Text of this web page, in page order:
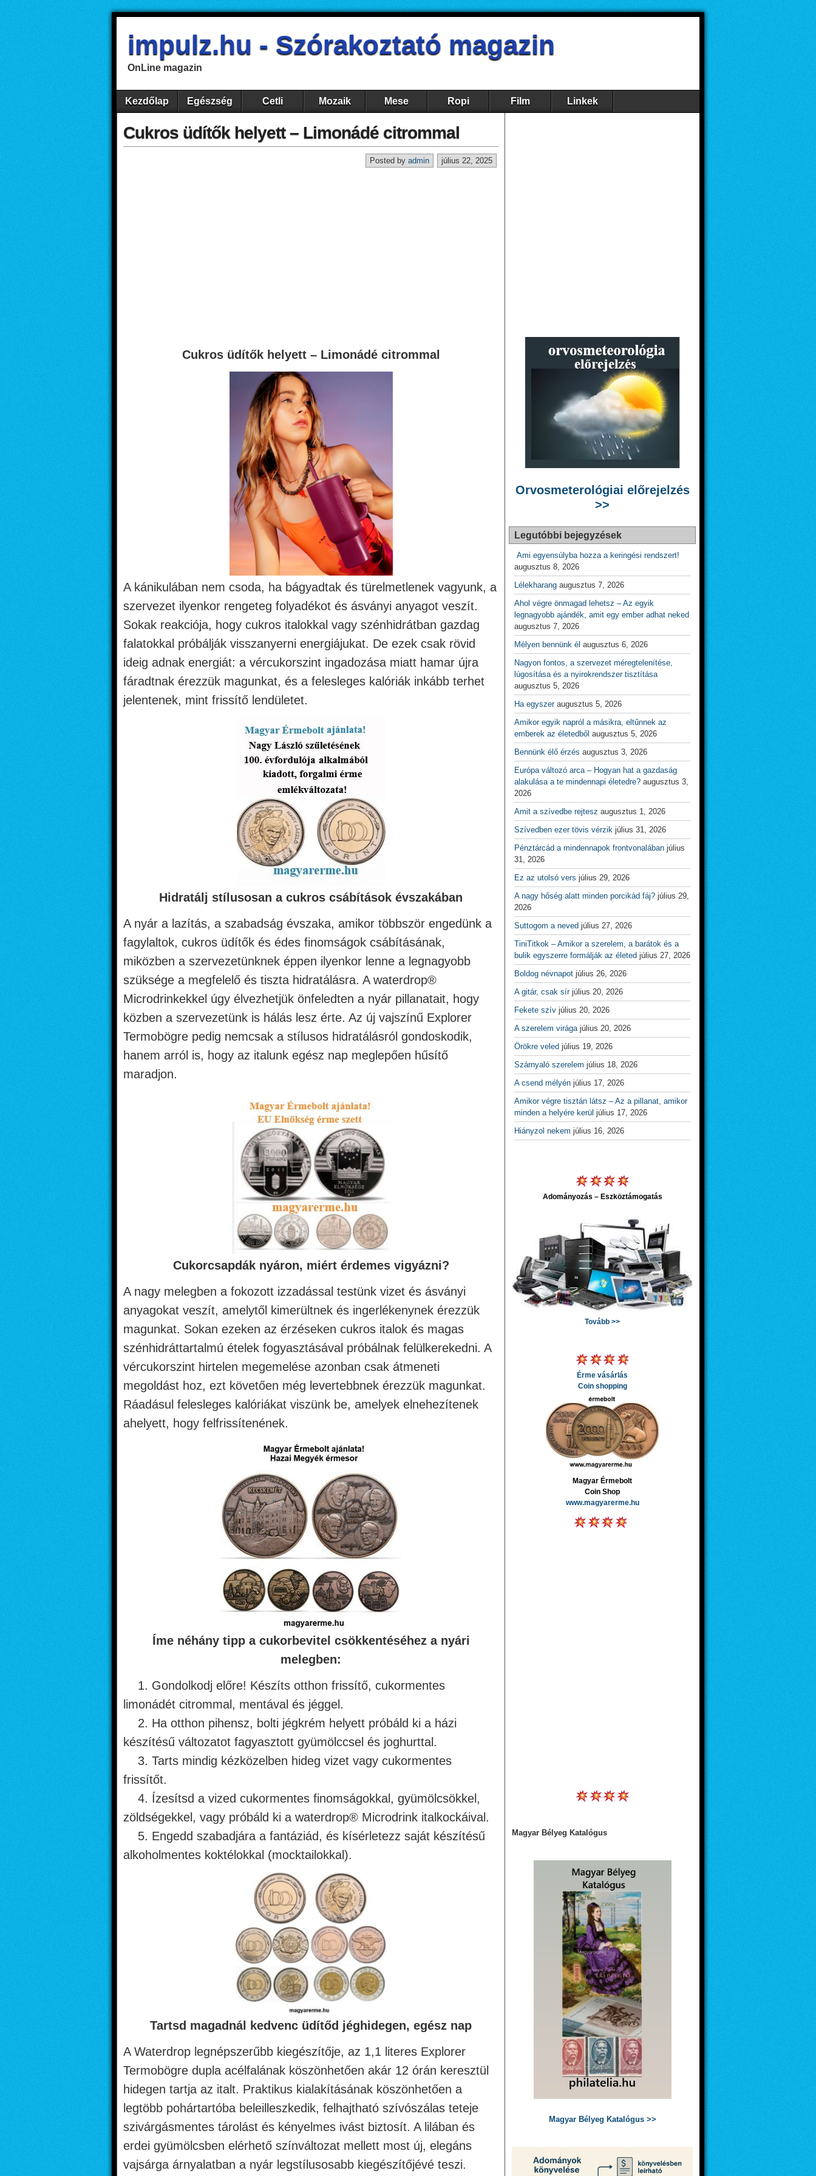
impulz.hu - Szórakoztató magazin
OnLine magazin
Kezdőlap Egészség Cetli Mozaik Mese Ropi Film Linkek
Cukros üdítők helyett – Limonádé citrommal
július 22, 2025
Posted by admin
Cukros üdítők helyett – Limonádé citrommal
A kánikulában nem csoda, ha bágyadtak és türelmetlenek vagyunk, a
szervezet ilyenkor rengeteg folyadékot és ásványi anyagot veszít.
Sokak reakciója, hogy cukros italokkal vagy szénhidrátban gazdag
falatokkal próbálják visszanyerni energiájukat. De ezek csak rövid
ideig adnak energiát: a vércukorszint ingadozása miatt hamar újra
fáradtnak érezzük magunkat, és a felesleges kalóriák inkább terhet
jelentenek, mint frissítő lendületet.
Hidratálj stílusosan a cukros csábítások évszakában
A nyár a lazítás, a szabadság évszaka, amikor többször engedünk a
fagylaltok, cukros üdítők és édes finomságok csábításának,
miközben a szervezetünknek éppen ilyenkor lenne a legnagyobb
szüksége a megfelelő és tiszta hidratálásra. A waterdrop®
Microdrinkekkel úgy élvezhetjük önfeledten a nyár pillanatait, hogy
közben a szervezetünk is hálás lesz érte. Az új vajszínű Explorer
Termobögre pedig nemcsak a stílusos hidratálásról gondoskodik,
hanem arról is, hogy az italunk egész nap meglepően hűsítő
maradjon.
Cukorcsapdák nyáron, miért érdemes vigyázni?
A nagy melegben a fokozott izzadással testünk vizet és ásványi
anyagokat veszít, amelytől kimerültnek és ingerlékenynek érezzük
magunkat. Sokan ezeken az érzéseken cukros italok és magas
szénhidráttartalmú ételek fogyasztásával próbálnak felülkerekedni. A
vércukorszint hirtelen megemelése azonban csak átmeneti
megoldást hoz, ezt követően még levertebbnek érezzük magunkat.
Ráadásul felesleges kalóriákat viszünk be, amelyek elnehezítenek
ahelyett, hogy felfrissítenének.
Íme néhány tipp a cukorbevitel csökkentéséhez a nyári
melegben:
1. Gondolkodj előre! Készíts otthon frissítő, cukormentes
limonádét citrommal, mentával és jéggel.
2. Ha otthon pihensz, bolti jégkrém helyett próbáld ki a házi
készítésű változatot fagyasztott gyümölccsel és joghurttal.
3. Tarts mindig kézközelben hideg vizet vagy cukormentes
frissítőt.
4. Ízesítsd a vized cukormentes finomságokkal, gyümölcsökkel,
zöldségekkel, vagy próbáld ki a waterdrop® Microdrink italkockáival.
5. Engedd szabadjára a fantáziád, és kísérletezz saját készítésű
alkoholmentes koktélokkal (mocktailokkal).
Tartsd magadnál kedvenc üdítőd jéghidegen, egész nap
A Waterdrop legnépszerűbb kiegészítője, az 1,1 literes Explorer
Termobögre dupla acélfalának köszönhetően akár 12 órán keresztül
hidegen tartja az italt. Praktikus kialakításának köszönhetően a
legtöbb pohártartóba beleilleszkedik, felhajtható szívószálas teteje
szivárgásmentes tárolást és kényelmes ivást biztosít. A lilában és
erdei gyümölcsben elérhető színváltozat mellett most új, elegáns
vajsárga árnyalatban a nyár legstílusosabb kiegészítőjévé teszi.
Orvosmeterológiai előrejelzés
>>
Legutóbbi bejegyzések
Ami egyensúlyba hozza a keringési rendszert!
augusztus 8, 2026
Lélekharang augusztus 7, 2026
Ahol végre önmagad lehetsz – Az egyik
legnagyobb ajándék, amit egy ember adhat neked
augusztus 7, 2026
Mélyen bennünk él augusztus 6, 2026
Nagyon fontos, a szervezet méregtelenítése,
lúgosítása és a nyirokrendszer tisztítása
augusztus 5, 2026
Ha egyszer augusztus 5, 2026
Amikor egyik napról a másikra, eltűnnek az
emberek az életedből augusztus 5, 2026
Bennünk élő érzés augusztus 3, 2026
Európa változó arca – Hogyan hat a gazdaság
alakulása a te mindennapi életedre? augusztus 3,
2026
Amit a szívedbe rejtesz augusztus 1, 2026
Szívedben ezer tövis vérzik július 31, 2026
Pénztárcád a mindennapok frontvonalában július
31, 2026
Ez az utolsó vers július 29, 2026
A nagy hőség alatt minden porcikád fáj? július 29,
2026
Suttogom a neved július 27, 2026
TiniTitkok – Amikor a szerelem, a barátok és a
bulik egyszerre formálják az életed július 27, 2026
Boldog névnapot július 26, 2026
A gitár, csak sír július 20, 2026
Fekete szív július 20, 2026
A szerelem virága július 20, 2026
Örökre veled július 19, 2026
Szárnyaló szerelem július 18, 2026
A csend mélyén július 17, 2026
Amikor végre tisztán látsz – Az a pillanat, amikor
minden a helyére kerül július 17, 2026
Hiányzol nekem július 16, 2026
Adományozás – Eszköztámogatás
Tovább >>
Érme vásárlás
Coin shopping
Magyar Érmebolt
Coin Shop
www.magyarerme.hu
Magyar Bélyeg Katalógus
Magyar Bélyeg Katalógus >>